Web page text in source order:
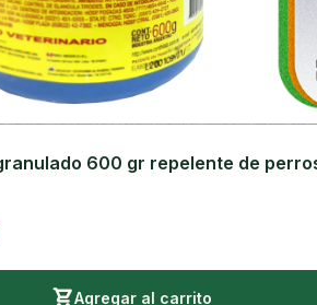
600 gr repelente de
Agregar al carrito